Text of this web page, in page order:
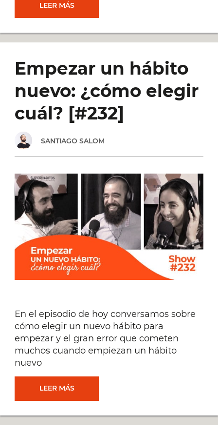
LEER MÁSCÓMO
BANDEJA
DE
ENTRADA
AUMENTAR
PRODUCTIVIDAD
Empezar un hábito
nuevo: ¿cómo elegir
cuál? [#232]
SANTIAGO SALOM
En el episodio de hoy conversamos sobre
cómo elegir un nuevo hábito para
empezar y el gran error que cometen
muchos cuando empiezan un hábito
nuevo
LEER MÁSEMPEZAR